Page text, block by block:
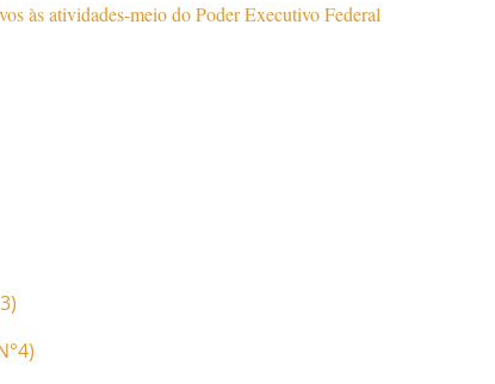
às atividades-meio do Poder Executivo Federal